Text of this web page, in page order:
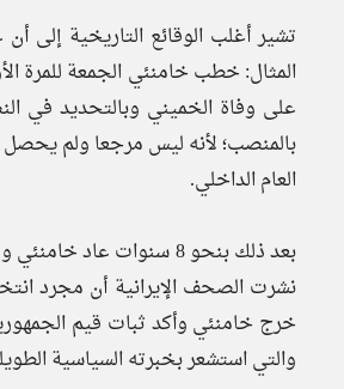
تشير أغلب الوقائع التاريخية إلى
على وفاة الخميني وبالتحديد في
بالمنصب؛ لأنه ليس مرجعا ولم يحصل
العام الداخلي.
نشرت الصحف الإيرانية أن مجرد
خرج خامنئي وأكد ثبات قيم
والتي استشعر بخبرته السياسية